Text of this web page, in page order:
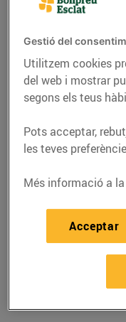
Premis
per la
vins
29/d’octubre/2021
Bonpreu i Esclat i
comú de
aquesta
veu de manera
guardonats als
Gestió del
Utilitzem cookies
del web i mostrar
segons els teus
Pots acceptar,
les teves
Més informació a la
Acceptar